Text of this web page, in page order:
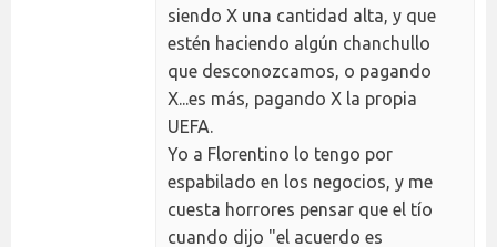
siendo X una cantidad alta, y que
estén haciendo algún chanchullo
que desconozcamos, o pagando
X...es más, pagando X la propia
UEFA.
Yo a Florentino lo tengo por
espabilado en los negocios, y me
cuesta horrores pensar que el tío
cuando dijo "el acuerdo es